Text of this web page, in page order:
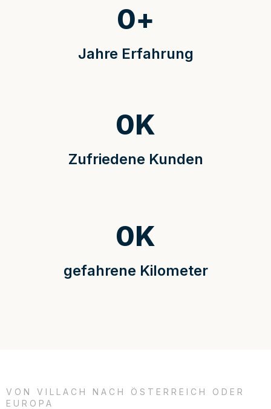
Jahre Erfahrung
0+
Zufriedene Kunden
0K
gefahrene Kilometer
0K
VON VILLACH NACH ÖSTERREICH ODER
EUROPA